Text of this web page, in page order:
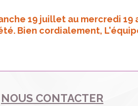
19 juillet au mercredi
Bien cordialement,
NOUS CONTACTER